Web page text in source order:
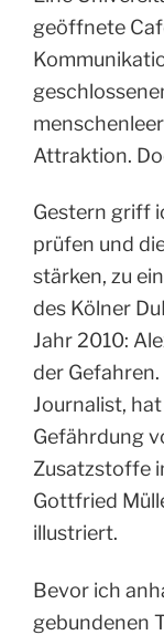
geöffnete
Attraktion.
Gestern griff
prüfen und
stärken, zu
des Kölner
Jahr 2010:
der
Journalist,
Gefährdung
Zusatzstoffe
Gottfried
illustriert.
Bevor ich
gebundenen